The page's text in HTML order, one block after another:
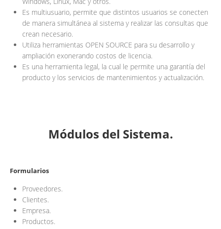
Es multiusuario, permite que distintos usuarios se conecten
de manera simultánea al sistema y realizar las consultas que
crean necesario.
Utiliza herramientas OPEN SOURCE para su desarrollo y
ampliación exonerando costos de licencia.
Es una herramienta legal, la cual le permite una garantía del
producto y los servicios de mantenimientos y actualización.
Módulos del Sistema.
Formularios
Proveedores.
Clientes.
Empresa.
Productos.